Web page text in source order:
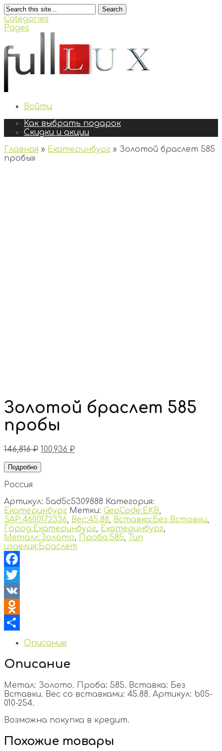
Search
Categories
Pages
Войти
Как выбрать подарок
Скидки и акции
Главная » Екатеринбург » Золотой браслет 585
пробы»
Золотой браслет 585
пробы
146,816₽ 100,936 ₽
Подробно
Россия
Артикул: 5ad5c5309888 Категория:
Екатеринбург Метки: GeoCode:EKB,
SAP:4600172336, Вес:45.88, Вставка:Без Вставки,
Город:Екатеринбург, Екатеринбург,
Металл:Золото, Проба:585, Тип
изделия:Браслет
Facebook
Twitter
VK
Odnoklassniki
Отправить
Описание
Описание
Метал: Золото. Проба: 585. Вставка: Без
Вставки. Вес со вставками: 45.88. Артикул: b05-
010-254.
Возможна покупка в кредит.
Похожие товары